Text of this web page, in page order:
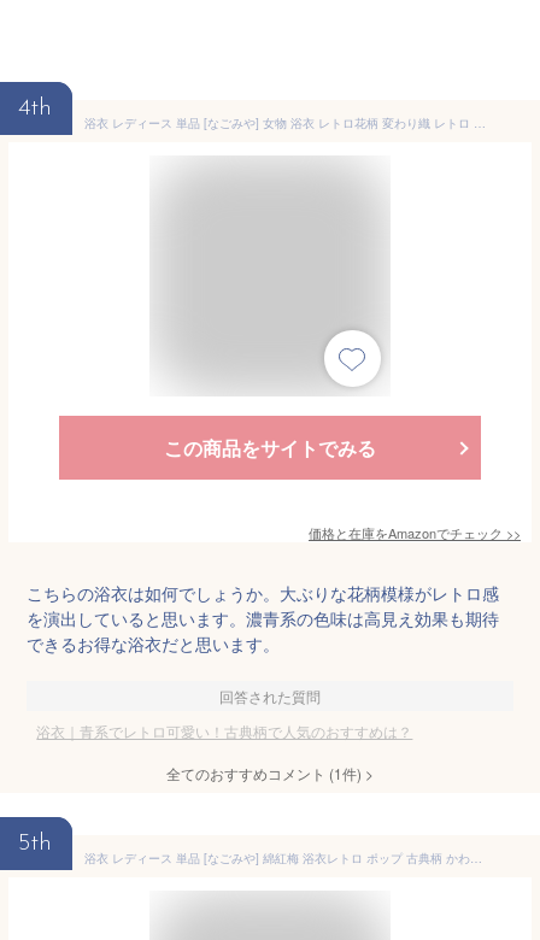
4th
浴衣 レディース 単品 [なごみや] 女物 浴衣 レトロ花柄 変わり織 レトロ 古典柄 シック かっこいい 高見え 夏祭り 夕涼み 花火 レディース Free Size 紫陽花_紺1414-1A
この商品をサイトでみる
価格と在庫をAmazonでチェック >>
こちらの浴衣は如何でしょうか。大ぶりな花柄模様がレトロ感
を演出していると思います。濃青系の色味は高見え効果も期待
できるお得な浴衣だと思います。
回答された質問
浴衣｜青系でレトロ可愛い！古典柄で人気のおすすめは？
全てのおすすめコメント (1件) >
5th
浴衣 レディース 単品 [なごみや] 綿紅梅 浴衣レトロ ポップ 古典柄 かわいい 高見え 夏祭り 夕涼み 花火 レディース Free Size 七宝_青